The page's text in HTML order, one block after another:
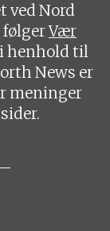
ved Nord
følgerVær
henhold til
News er
meninger